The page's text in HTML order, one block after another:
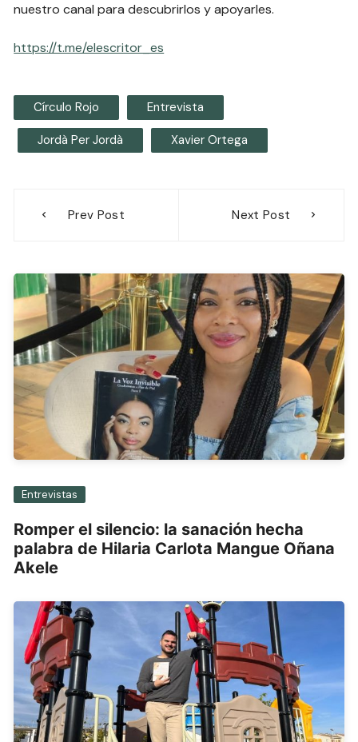
nuestro canal para descubrirlos y apoyarles.
https://t.me/elescritor_es
Círculo Rojo Entrevista
Jordà Per Jordà Xavier Ortega
Prev Post Next Post
Entrevistas
Romper el silencio: la sanación hecha
palabra de Hilaria Carlota Mangue Oñana
Akele